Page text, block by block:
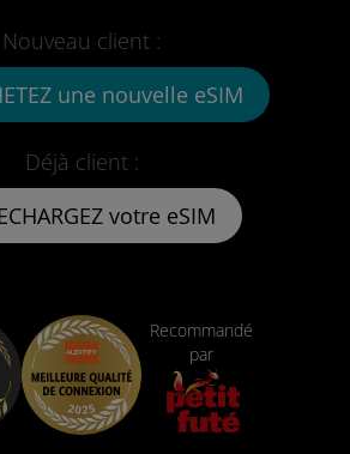
Déjà client :
votre eSIM
Nouveau client :
une nouvelle eSIM
Recommandé
par